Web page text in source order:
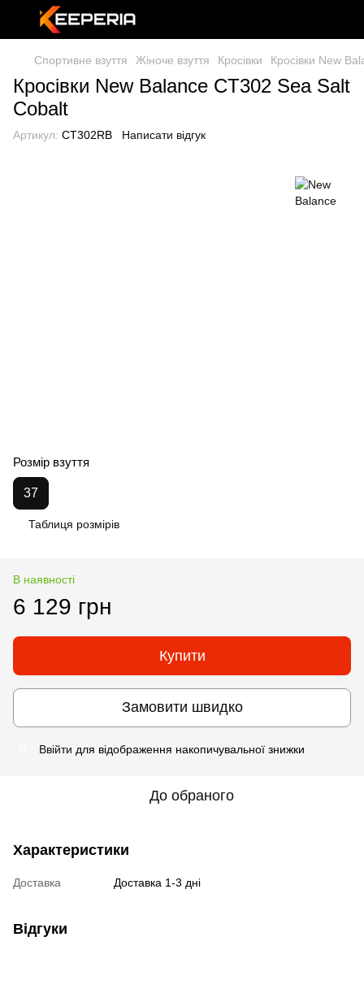
Спортивне взуття Жіноче взуття Кросівки Кросівки New
Кросівки New Balance CT302 Sea Salt
Cobalt
Артикул: CT302RB Написати відгук
Розмір взуття
37
Таблиця розмірів
В наявності
6 129 грн
Купити
Замовити швидко
Ввійти для відображення накопичувальної знижки
До обраного
Характеристики
Доставка Доставка 1-3 дні
Відгуки